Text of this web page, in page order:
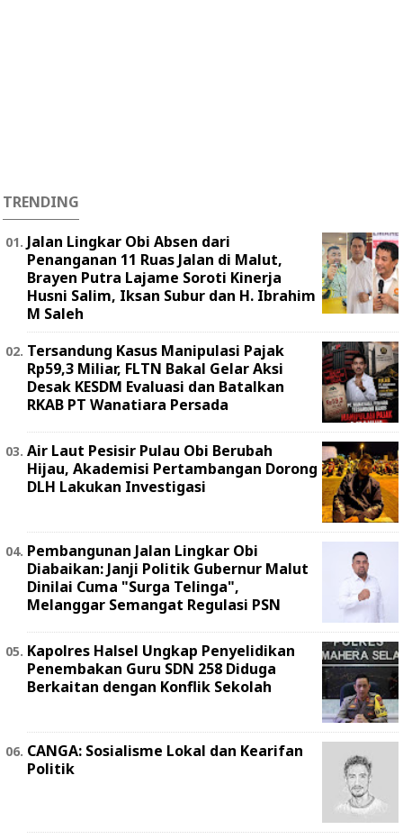
TRENDING
Jalan Lingkar Obi Absen dari
Penanganan 11 Ruas Jalan di Malut,
Brayen Putra Lajame Soroti Kinerja
Husni Salim, Iksan Subur dan H. Ibrahim
M Saleh
Tersandung Kasus Manipulasi Pajak
Rp59,3 Miliar, FLTN Bakal Gelar Aksi
Desak KESDM Evaluasi dan Batalkan
RKAB PT Wanatiara Persada ‎
Air Laut Pesisir Pulau Obi Berubah
Hijau, Akademisi Pertambangan Dorong
DLH Lakukan Investigasi
Pembangunan Jalan Lingkar Obi
Diabaikan: Janji Politik Gubernur Malut
Dinilai Cuma "Surga Telinga",
Melanggar Semangat Regulasi PSN ‎
Kapolres Halsel Ungkap Penyelidikan
Penembakan Guru SDN 258 Diduga
Berkaitan dengan Konflik Sekolah
CANGA: Sosialisme Lokal dan Kearifan
Politik